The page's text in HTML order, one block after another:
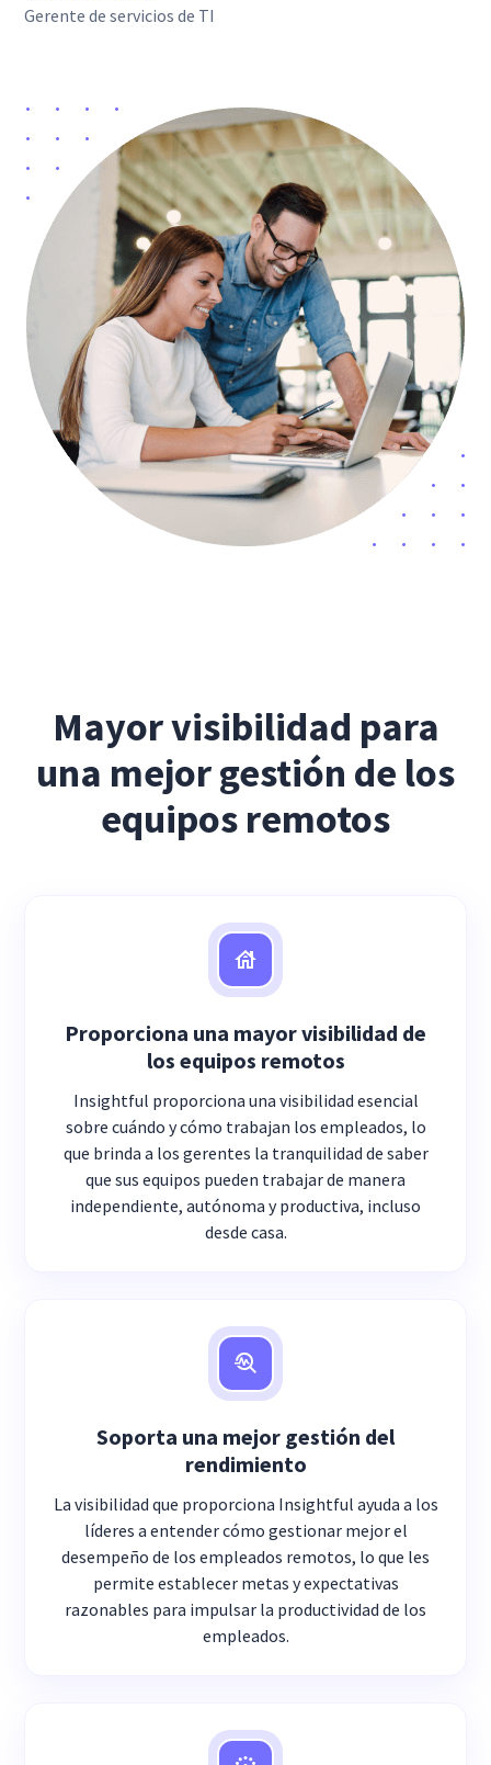
Gerente de servicios de TI
Mayor visibilidad para
una mejor gestión de los
equipos remotos
Proporciona una mayor visibilidad de
los equipos remotos
Insightful proporciona una visibilidad esencial
sobre cuándo y cómo trabajan los empleados, lo
que brinda a los gerentes la tranquilidad de saber
que sus equipos pueden trabajar de manera
independiente, autónoma y productiva, incluso
desde casa.
Soporta una mejor gestión del
rendimiento
La visibilidad que proporciona Insightful ayuda a los
líderes a entender cómo gestionar mejor el
desempeño de los empleados remotos, lo que les
permite establecer metas y expectativas
razonables para impulsar la productividad de los
empleados.